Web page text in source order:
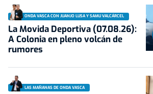
ONDA VASCA CON JUANJO LUSA Y SAMU VALCÁRCEL
La Movida Deportiva (07.08.26):
A Colonia en pleno volcán de
rumores
LAS MAÑANAS DE ONDA VASCA